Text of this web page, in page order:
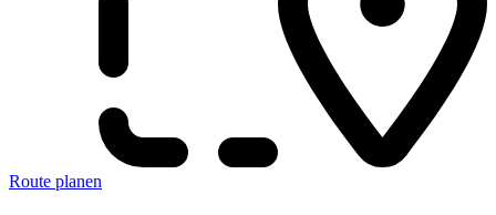
Route planen